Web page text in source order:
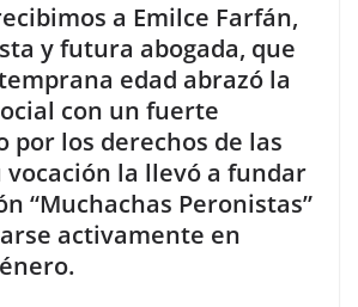
a Emilce Farfán,
y futura abogada, que
edad abrazó la
con un fuerte
por los derechos de las
vocación la llevó a fundar
“Muchachas Peronistas”
activamente en